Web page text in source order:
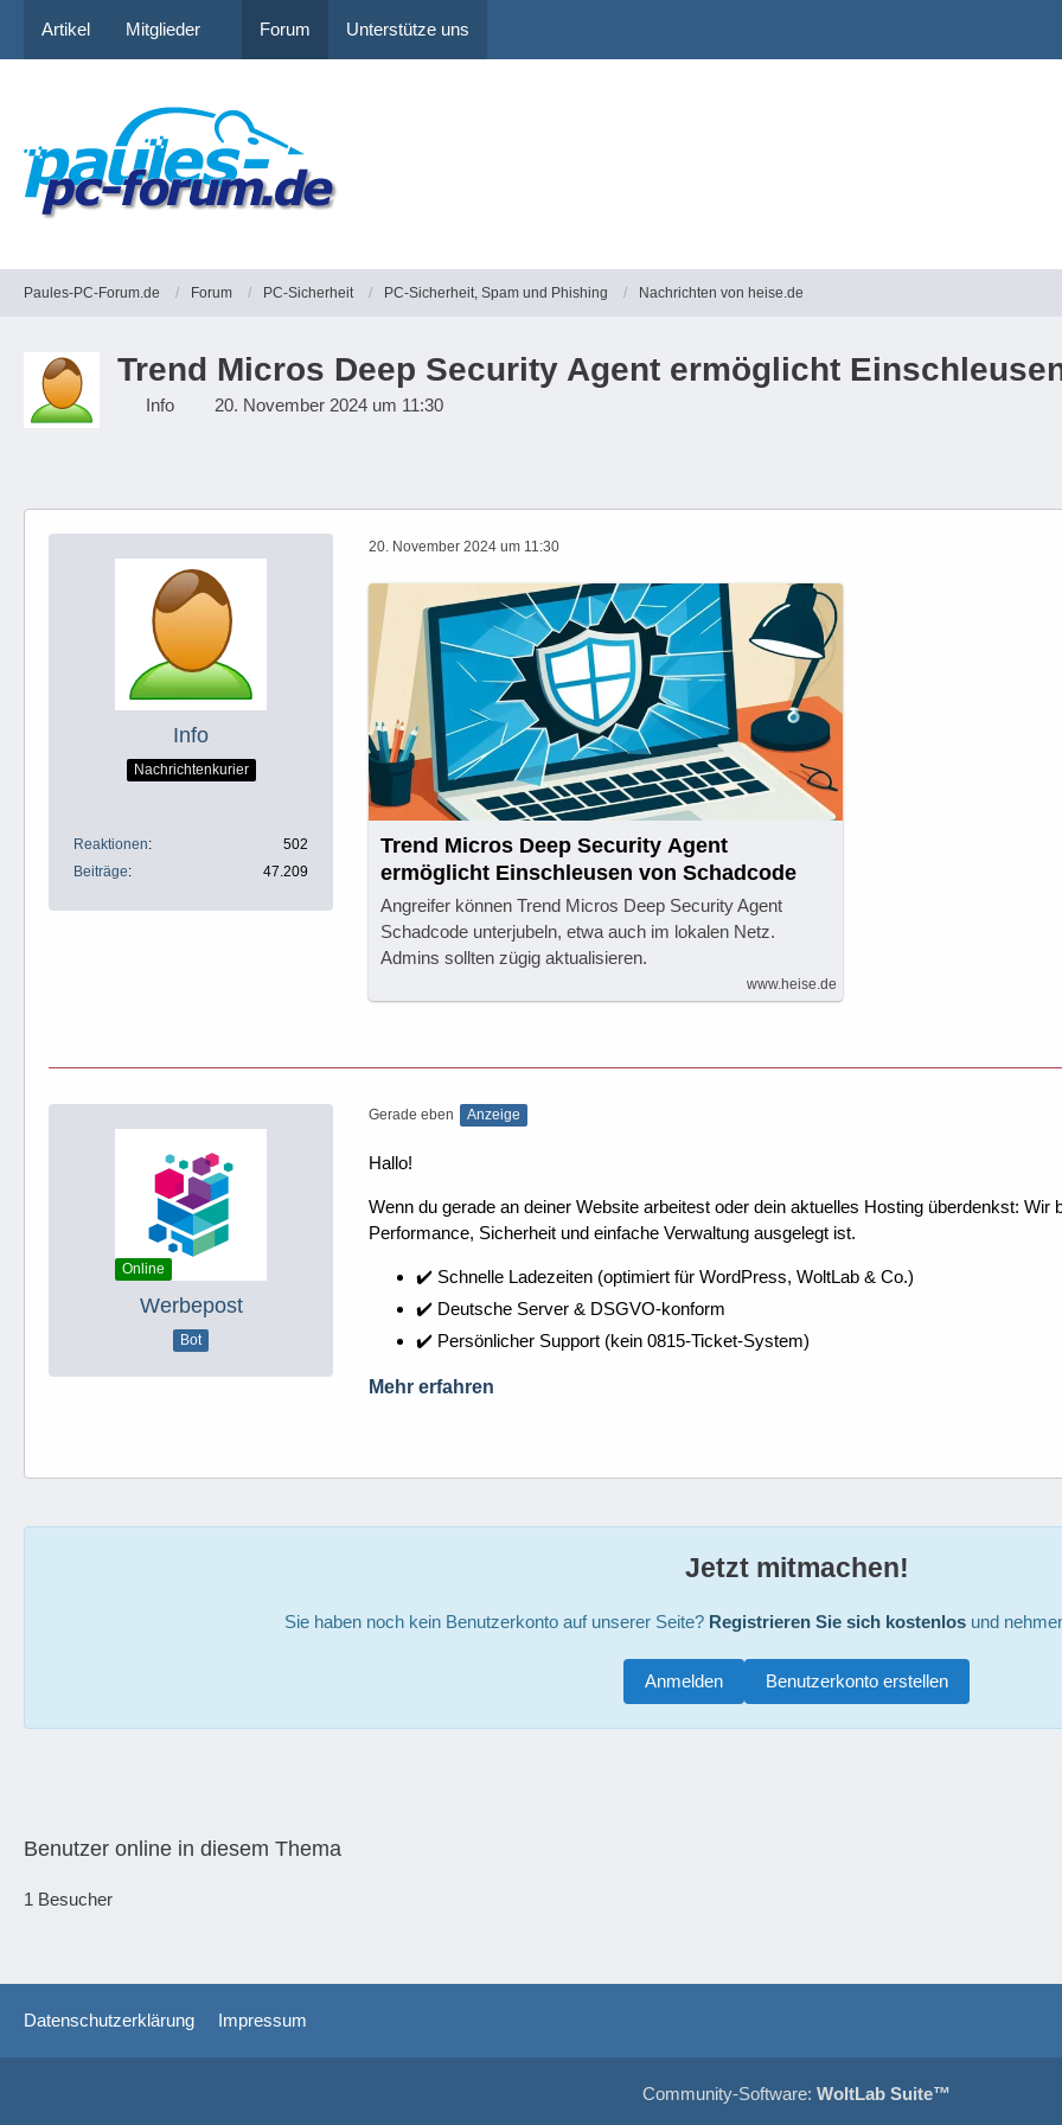
Artikel Mitglieder Forum Unterstütze uns
Paules-PC-Forum.de Forum PC-Sicherheit PC-Sicherheit, Spam und Phishing Nachrichten von heise.de
Trend Micros Deep Security Agent ermöglicht
Info 20. November 2024 um 11:30
Info
Nachrichtenkurier
Reaktionen
502
Beiträge
47.209
20. November 2024 um 11:30
Trend Micros Deep Security Agent
ermöglicht Einschleusen von Schadcode
Angreifer können Trend Micros Deep Security Agent
Schadcode unterjubeln, etwa auch im lokalen Netz.
Admins sollten zügig aktualisieren.
www.heise.de
Online
Werbepost
Bot
Gerade eben Anzeige
Hallo!
Wenn du gerade an deiner Website arbeitest oder dein aktuelles Hosting überdenkst:
Performance, Sicherheit und einfache Verwaltung ausgelegt ist.
✔️ Schnelle Ladezeiten (optimiert für WordPress, WoltLab & Co.)
✔️ Deutsche Server & DSGVO-konform
✔️ Persönlicher Support (kein 0815-Ticket-System)
Mehr erfahren
Jetzt mitmachen!
Sie haben noch kein Benutzerkonto auf unserer Seite? Registrieren Sie sich kostenlosund
Benutzerkonto erstellen
Anmelden
Benutzer online in diesem Thema
1 Besucher
Datenschutzerklärung Impressum
Community-Software: WoltLab Suite™